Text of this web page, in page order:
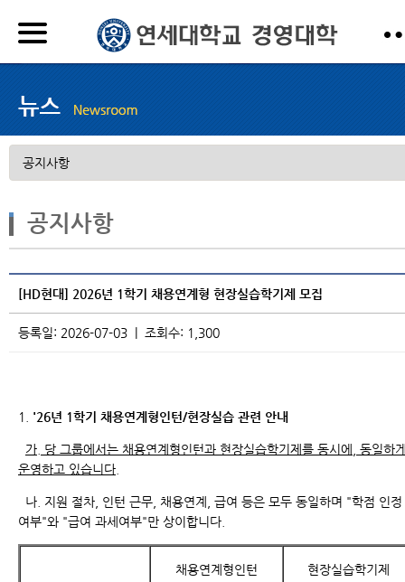
공지사항
[HD현대] 2026년 1학기 채용연계형 현장실습학기제 모집
등록일: 2026-07-03 | 조회수: 1,300
1. '26년 1학기 채용연계형인턴/현장실습 관련 안내
가. 당 그룹에서는 채용연계형인턴과 현장실습학기제를 동시에
동일하
운영하고 있습니다.
나. 지원 절차 인턴 근무 채용연계 급여 등은 모두 동일하며 "학점 인정
여부"와 "급여 과세여부"만 상이합니다
채용연계형인턴 현장실습학기제